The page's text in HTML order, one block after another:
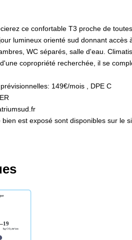
ce confortable T3 proche de
lumineux orienté sud donnant accès
WC séparés, salle d'eau.
copropriété recherchée, il se
149€/mois , DPE C
est exposé sont disponibles sur le